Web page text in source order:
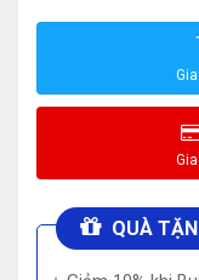
QUÀ